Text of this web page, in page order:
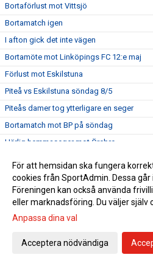
Bortaförlust mot Vittsjö
Bortamatch igen
I afton gick det inte vägen
Bortamöte mot Linköpings FC 12:e maj
Förlust mot Eskilstuna
Piteå vs Eskilstuna söndag 8/5
Piteås damer tog ytterligare en seger
Bortamatch mot BP på söndag
Härlig hemmaseger mot Örebro
Hemmaseger mot Kalmar
Dags för hemmamatch på onsdag
Oavgjort i hemmapremiären
För att hemsidan ska fungera
cookies från SportAdmin. Dessa går
Föreningen kan också använda
eller marknadsföring. Du väljer själv
Anpassa dina val
Acceptera nödvändiga